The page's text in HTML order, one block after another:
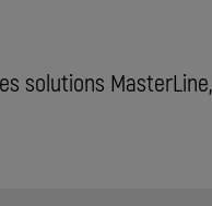
solutions